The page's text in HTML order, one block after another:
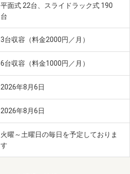
平面式 22台、スライドラック式 190
台
3台収容（料金2000円／月）
6台収容（料金1000円／月）
2026年8月6日
2026年8月6日
火曜～土曜日の毎日を予定しておりま
す